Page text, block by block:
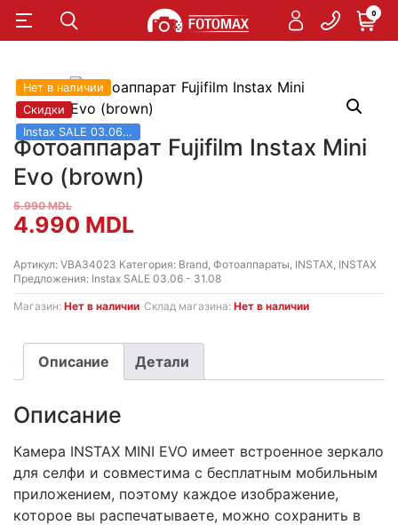
0
Нет в наличии
Скидки
Instax SALE 03.06 - 31.08
Фотоаппарат Fujifilm Instax Mini
Evo (brown)
5.990MDL
Первоначальная
цена
составляла
4.990 MDLТекущая
цена:
4.990 MDL.
Артикул: VBA34023 Категория: Brand, Фотоаппараты, INSTAX, INSTAX
Предложения: Instax SALE 03.06 - 31.08
Магазин: Нет в наличии Склад магазина: Нет в наличии
Описание Детали
Описание
Камера INSTAX MINI EVO имеет встроенное зеркало
для селфи и совместима с бесплатным мобильным
приложением, поэтому каждое изображение,
которое вы распечатываете, можно сохранить в